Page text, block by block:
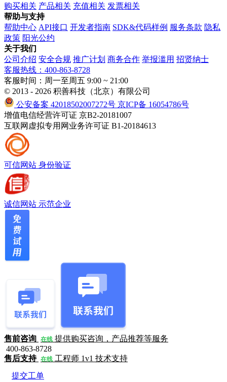
购买相关 产品相关 充值相关 发票相关
帮助与支持
帮助中心 API接口 开发者指南 SDK&代码样例 服务条款 隐私
政策 阳光公约
关于我们
公司介绍 安全合规 推广计划 商务合作 举报滥用 招贤纳士
客服热线：400-863-8728
客服时间：周一至周五 9:00 ~ 21:00
© 2013 - 2026 积善科技（北京）有限公司
公安备案 42018502007272号 京ICP备 16054786号
增值电信经营许可证 京B2-20181007
互联网虚拟专用网业务许可证 B1-20184613
可信网站 身份验证
诚信网站 示范企业
售前咨询 在线 提供购买咨询，产品推荐等服务
400-863-8728
售后支持 在线 工程师 1v1 技术支持
提交工单